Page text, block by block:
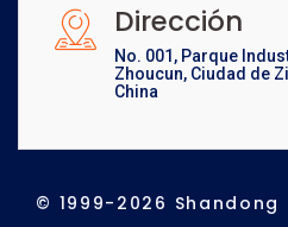
Dirección
No. 001, Parque
Zhoucun, Ciudad de
China
© 1999-2026 Shandong